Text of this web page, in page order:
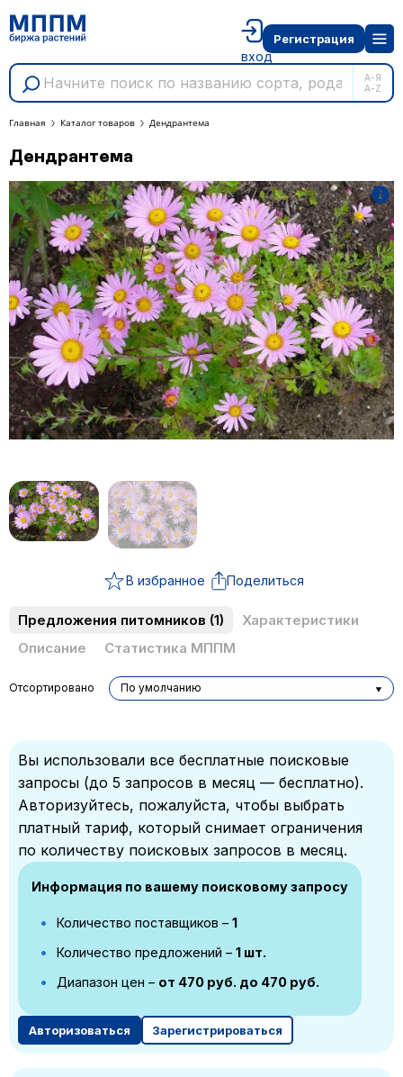
А-Я
A-Z
вход
Регистрация
Главная Каталог товаров Дендрантема
Дендрантема
В избранное Поделиться
Предложения питомников (1)
Характеристики
Описание
Статистика МППМ
Отсортировано По умолчанию
Вы использовали все бесплатные поисковые
запросы (до 5 запросов в месяц — бесплатно).
Авторизуйтесь, пожалуйста, чтобы выбрать
платный тариф, который снимает ограничения
по количеству поисковых запросов в месяц.
Информация по вашему поисковому запросу
Количество поставщиков – 1
Количество предложений – 1 шт.
Диапазон цен – от 470 руб. до 470 руб.
Авторизоваться Зарегистрироваться